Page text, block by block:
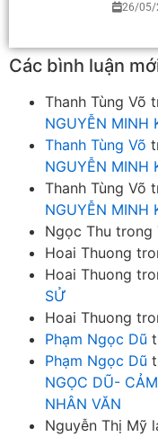
26/05/
Các bình luận
Thanh Tùng Võ
NGUYỄN MINH
Thanh Tùng Võ
NGUYỄN MINH
Thanh Tùng Võ
NGUYỄN MINH
Ngọc Thu trong
Hoai Thuong
Hoai Thuong
SỬ
Hoai Thuong
Phạm Ngọc Dũ
Phạm Ngọc Dũ
NGỌC DŨ-
NHÂN VĂN
Nguyễn Thị Mỹ